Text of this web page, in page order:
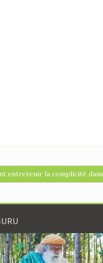
entretenir la complicité